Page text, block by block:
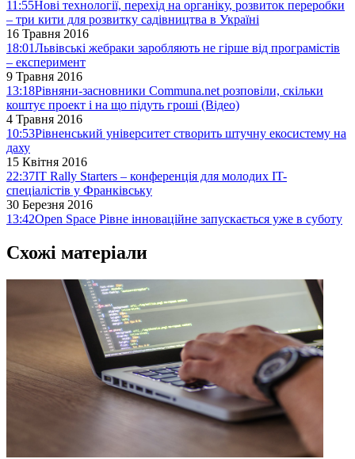
11:55Нові технології, перехід на органіку, розвиток переробки
– три кити для розвитку садівництва в Україні
16 Травня 2016
18:01Львівські жебраки заробляють не гірше від програмістів
– експеримент
9 Травня 2016
13:18Рівняни-засновники Communa.net розповіли, скільки
коштує проект і на що підуть гроші (Відео)
4 Травня 2016
10:53Рівненський університет створить штучну екосистему на
даху
15 Квітня 2016
22:37IT Rally Starters – конференція для молодих IT-
спеціалістів у Франківську
30 Березня 2016
13:42Open Space Рівне інноваційне запускається уже в суботу
Схожі матеріали